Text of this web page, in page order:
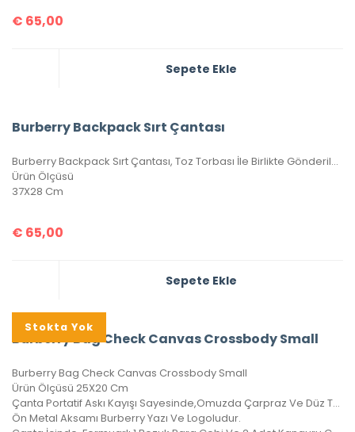
€ 65,00
Sepete Ekle
Burberry Backpack Sırt Çantası
Burberry Backpack Sırt Çantası, Toz Torbası İle Birlikte Gönderilecektir.
Ürün Ölçüsü
37X28 Cm
€ 65,00
Sepete Ekle
Stokta Yok
Burberry Bag Check Canvas Crossbody Small
Burberry Bag Check Canvas Crossbody Small
Ürün Ölçüsü 25X20 Cm
Çanta Portatif Askı Kayışı Sayesinde,Omuzda Çarpraz Ve Düz Taşınabilir.
Ön Metal Aksamı Burberry Yazı Ve Logoludur.